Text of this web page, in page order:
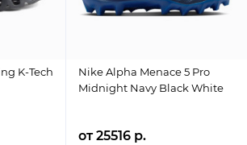
K-Tech
Nike Alpha Menace 5 Pro
Midnight Navy Black White
от 25516 р.